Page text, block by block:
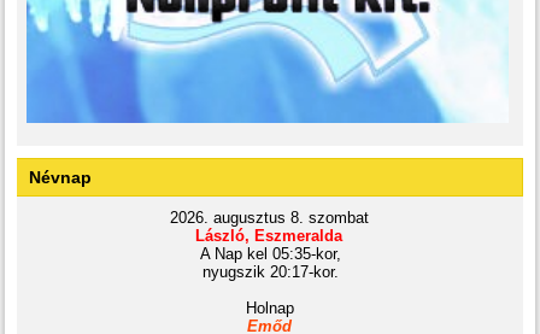
Névnap
2026. augusztus 8. szombat
László, Eszmeralda
A Nap kel 05:35-kor,
nyugszik 20:17-kor.
Holnap
Emőd